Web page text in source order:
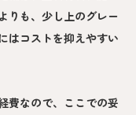
りも、少し上のグレー
はコストを抑えやすい
費なので、ここでの妥